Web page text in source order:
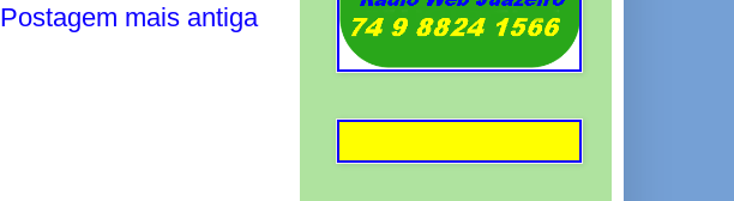
Postagem mais antiga